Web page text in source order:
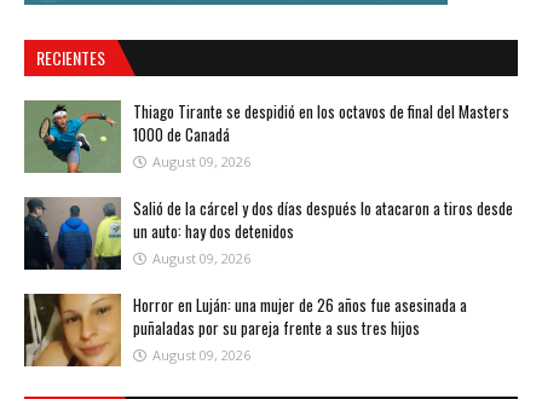
RECIENTES
Thiago Tirante se despidió en los octavos de final del Masters
1000 de Canadá
August 09, 2026
Salió de la cárcel y dos días después lo atacaron a tiros desde
un auto: hay dos detenidos
August 09, 2026
Horror en Luján: una mujer de 26 años fue asesinada a
puñaladas por su pareja frente a sus tres hijos
August 09, 2026